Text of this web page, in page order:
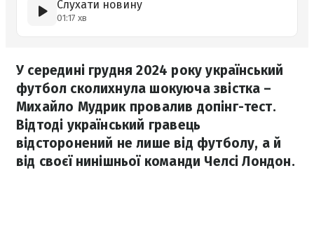
Слухати новину
01:17 хв
У середині грудня 2024 року український
футбол сколихнула шокуюча звістка –
Михайло Мудрик провалив допінг-тест.
Відтоді український гравець
відсторонений не лише від футболу, а й
від своєї нинішньої команди Челсі Лондон.